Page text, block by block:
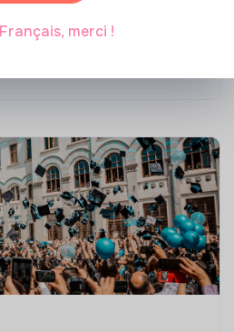
en rénovation
merci !